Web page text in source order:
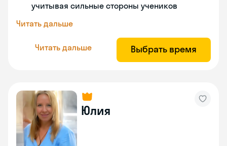
учитывая сильные стороны учеников
Читать дальше
Читать дальше Выбрать время
Юлия